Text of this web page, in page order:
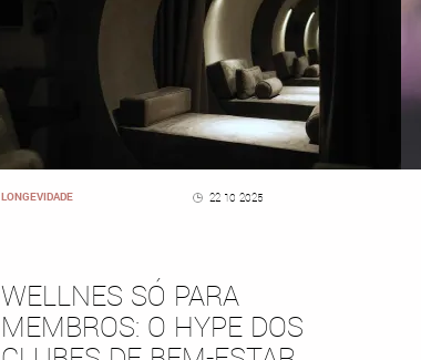
LONGEVIDADE 22 10 2025
WELLNES SÓ PARA
MEMBROS: O HYPE DOS